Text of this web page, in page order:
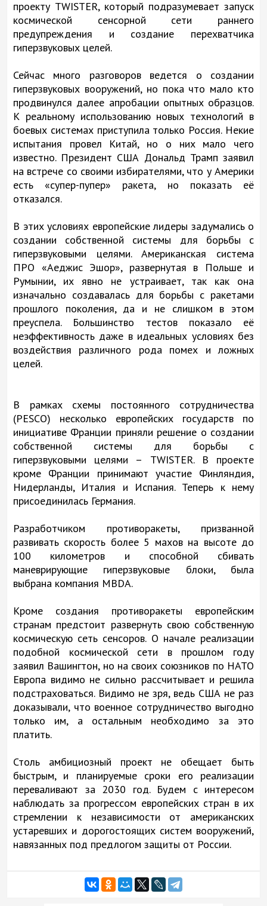
проекту TWISTER, который подразумевает запуск
космической сенсорной сети раннего
предупреждения и создание перехватчика
гиперзвуковых целей.
Сейчас много разговоров ведется о создании
гиперзвуковых вооружений, но пока что мало кто
продвинулся далее апробации опытных образцов.
К реальному использованию новых технологий в
боевых системах приступила только Россия. Некие
испытания провел Китай, но о них мало чего
известно. Президент США Дональд Трамп заявил
на встрече со своими избирателями, что у Америки
есть «супер-пупер» ракета, но показать её
отказался.
В этих условиях европейские лидеры задумались о
создании собственной системы для борьбы с
гиперзвуковыми целями. Американская система
ПРО «Аеджис Эшор», развернутая в Польше и
Румынии, их явно не устраивает, так как она
изначально создавалась для борьбы с ракетами
прошлого поколения, да и не слишком в этом
преуспела. Большинство тестов показало её
неэффективность даже в идеальных условиях без
воздействия различного рода помех и ложных
целей.
В рамках схемы постоянного сотрудничества
(PESCO) несколько европейских государств по
инициативе Франции приняли решение о создании
собственной системы для борьбы с
гиперзвуковыми целями – TWISTER. В проекте
кроме Франции принимают участие Финляндия,
Нидерланды, Италия и Испания. Теперь к нему
присоединилась Германия.
Разработчиком противоракеты, призванной
развивать скорость более 5 махов на высоте до
100 километров и способной сбивать
маневрирующие гиперзвуковые блоки, была
выбрана компания MBDA.
Кроме создания противоракеты европейским
странам предстоит развернуть свою собственную
космическую сеть сенсоров. О начале реализации
подобной космической сети в прошлом году
заявил Вашингтон, но на своих союзников по НАТО
Европа видимо не сильно рассчитывает и решила
подстраховаться. Видимо не зря, ведь США не раз
доказывали, что военное сотрудничество выгодно
только им, а остальным необходимо за это
платить.
Столь амбициозный проект не обещает быть
быстрым, и планируемые сроки его реализации
переваливают за 2030 год. Будем с интересом
наблюдать за прогрессом европейских стран в их
стремлении к независимости от американских
устаревших и дорогостоящих систем вооружений,
навязанных под предлогом защиты от России.